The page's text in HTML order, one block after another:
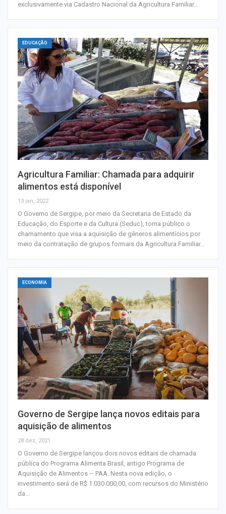
exclusivamente via Cadastro Nacional da Agricultura Familiar…
EDUCAÇÃO
Agricultura Familiar: Chamada para adquirir
alimentos está disponível
13 jan, 2022
O Governo de Sergipe, por meio da Secretaria de Estado da
Educação, do Esporte e da Cultura (Seduc), torna público o
chamamento que visa a aquisição de gêneros alimentícios por
meio da contratação de grupos formais da Agricultura Familiar…
ECONOMIA
Governo de Sergipe lança novos editais para
aquisição de alimentos
28 dez, 2021
O Governo de Sergipe lançou dois novos editais de chamada
pública do Programa Alimenta Brasil, antigo Programa de
Aquisição de Alimentos – PAA. Nesta nova edição, o
investimento será de R$ 1.030.000,00, com recursos do Ministério
da…